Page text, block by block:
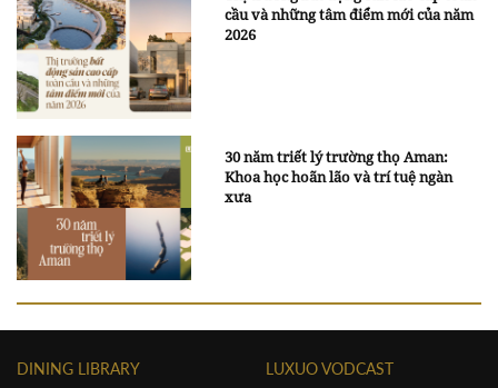
cầu và những tâm điểm mới của năm
2026
30 năm triết lý trường thọ Aman:
Khoa học hoãn lão và trí tuệ ngàn
xưa
DINING LIBRARY
LUXUO VODCAST